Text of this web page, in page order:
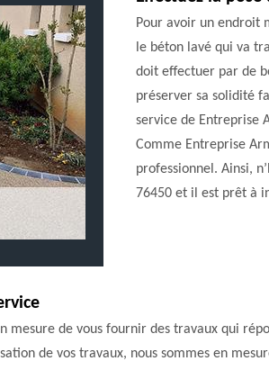
Pour avoir un endroit
le béton lavé qui va
doit effectuer par de
préserver sa solidité
service de Entreprise
Comme Entreprise
professionnel. Ainsi,
76450 et il est prêt à
mesure de vous fournir des travaux qui
de vos travaux, nous sommes en